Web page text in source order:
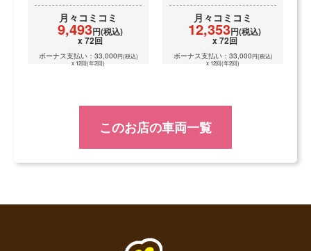
月々 コミコミ
9,493円(税込)
x 72回
ボーナス支払い：33,000円(税込)
x 12回(年2回)
月々 コミコミ
12,353円(税込)
x 72回
ボーナス支払い：33,000円(税込)
x 12回(年2回)
このお店の車両一覧